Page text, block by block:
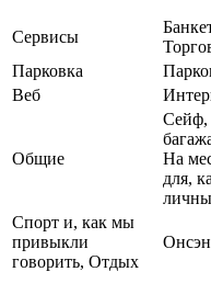
Сервисы
Парковка
Веб
Общие
Сейф,
На
для,
Спорт и, как мы
привыкли
говорить, Отдых
Онсэн